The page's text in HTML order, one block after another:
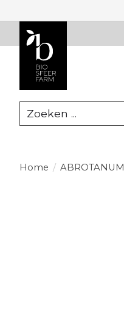
Zoeken
Home / ABROTANUM